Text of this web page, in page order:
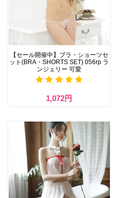
【セール開催中】ブラ・ショーツセ
ット(BRA・SHORTS SET) 056rp ラ
ンジェリー 可愛
1,072円